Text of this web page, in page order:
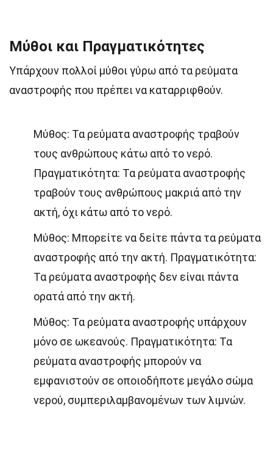
Μύθοι και Πραγματικότητες
Υπάρχουν πολλοί μύθοι γύρω από τα ρεύματα
αναστροφής που πρέπει να καταρριφθούν.
Μύθος: Τα ρεύματα αναστροφής τραβούν
τους ανθρώπους κάτω από το νερό.
Πραγματικότητα: Τα ρεύματα αναστροφής
τραβούν τους ανθρώπους μακριά από την
ακτή, όχι κάτω από το νερό.
Μύθος: Μπορείτε να δείτε πάντα τα ρεύματα
αναστροφής από την ακτή. Πραγματικότητα:
Τα ρεύματα αναστροφής δεν είναι πάντα
ορατά από την ακτή.
Μύθος: Τα ρεύματα αναστροφής υπάρχουν
μόνο σε ωκεανούς. Πραγματικότητα: Τα
ρεύματα αναστροφής μπορούν να
εμφανιστούν σε οποιοδήποτε μεγάλο σώμα
νερού, συμπεριλαμβανομένων των λιμνών.